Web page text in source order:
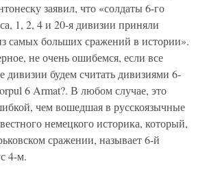
заявил, что «солдаты 6-го
1, 2, 4 и 20-я дивизии приняли
самых больших сражений в истории».
не очень ошибемся, если все
дивизии будем считать дивизиями 6-
6 Armat?. В любом случае, это
чем вошедшая в русскоязычные
немецкого историка, который,
сражении, называет 6-й
4-м.